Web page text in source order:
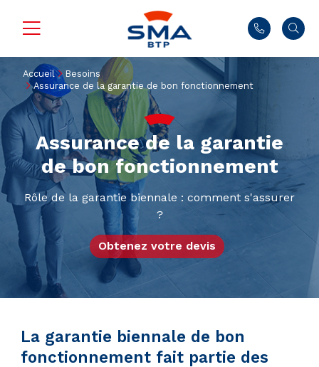
Accueil
Besoins
Assurance de la garantie de bon fonctionnement
Assurance de la garantie
de bon fonctionnement
Rôle de la garantie biennale : comment s'assurer
?
Obtenez votre devis
La garantie biennale de bon
fonctionnement fait partie des